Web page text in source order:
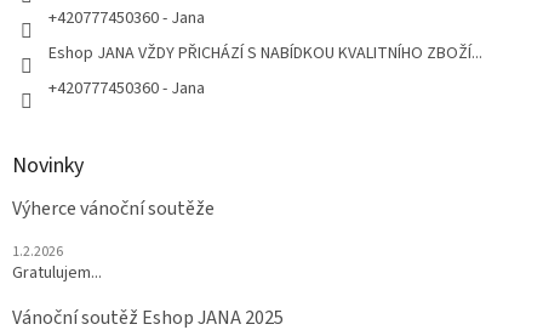
+420777450360 - Jana
Eshop JANA VŽDY PŘICHÁZÍ S NABÍDKOU KVALITNÍHO ZBOŽÍ...
+420777450360 - Jana
Novinky
Výherce vánoční soutěže
1.2.2026
Gratulujem...
Vánoční soutěž Eshop JANA 2025